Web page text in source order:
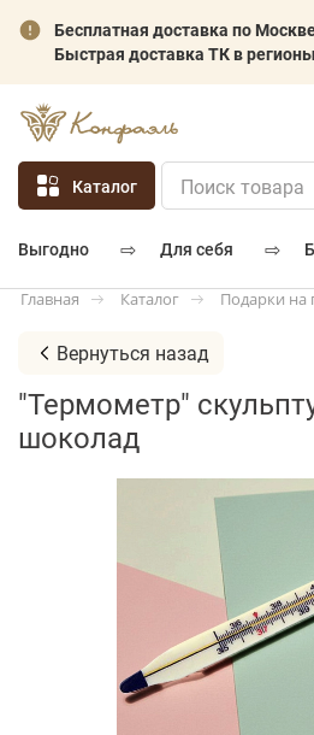
Бесплатная доставка по
Быстрая доставка ТК в
Каталог
выгодно ⇨ для себя ⇨
Главная Каталог Подарки на
Вернуться назад
"Термометр"
шоколад